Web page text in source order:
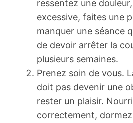
ressentez une
excessive, faites une
manquer une séance
de devoir arrêter la
plusieurs semaines.
Prenez soin de vous.
doit pas devenir une
rester un plaisir.
correctement,